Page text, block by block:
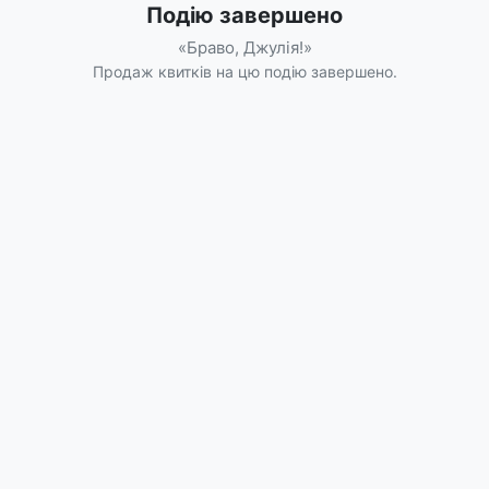
Подію завершено
«Браво, Джулія!»
Продаж квитків на цю подію завершено.